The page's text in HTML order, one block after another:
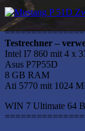
Testrechner –
Intel I7 860 mit 4 x
Asus P7P55D
8 GB RAM
Ati 5770 mit 1024
WIN 7 Ultimate 64